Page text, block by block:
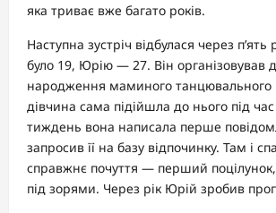
яка триває вже багато років.
Наступна зустріч відбулася через п’ять
було 19, Юрію — 27. Він організовував
народження маминого танцювального
дівчина сама підійшла до нього під час
тиждень вона написала перше
запросив її на базу відпочинку. Там і
справжнє почуття — перший
під зорями. Через рік Юрій зробив